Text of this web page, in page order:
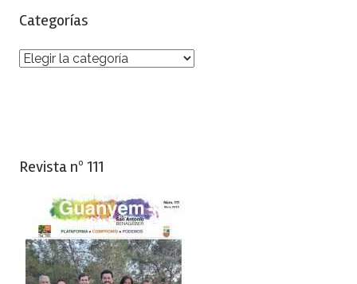
Categorías
Categorías
Revista nº 111